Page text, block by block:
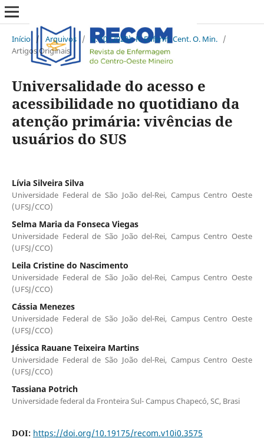
Início / Arquivos / v. 10 (2020): R. Enferm. Cent. O. Min. /
Artigos Originais
Universalidade do acesso e
acessibilidade no quotidiano da
atenção primária: vivências de
usuários do SUS
Lívia Silveira Silva
Universidade Federal de São João del-Rei, Campus Centro Oeste
(UFSJ/CCO)
Selma Maria da Fonseca Viegas
Universidade Federal de São João del-Rei, Campus Centro Oeste
(UFSJ/CCO)
Leila Cristine do Nascimento
Universidade Federal de São João del-Rei, Campus Centro Oeste
(UFSJ/CCO)
Cássia Menezes
Universidade Federal de São João del-Rei, Campus Centro Oeste
(UFSJ/CCO)
Jéssica Rauane Teixeira Martins
Universidade Federal de São João del-Rei, Campus Centro Oeste
(UFSJ/CCO)
Tassiana Potrich
Universidade federal da Fronteira Sul- Campus Chapecó, SC, Brasi
DOI: https://doi.org/10.19175/recom.v10i0.3575